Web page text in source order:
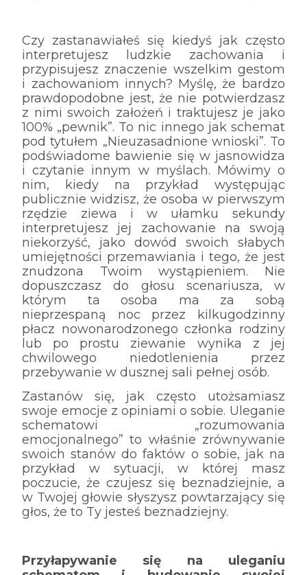
Czy zastanawiałeś się kiedyś jak często
interpretujesz ludzkie zachowania i
przypisujesz znaczenie wszelkim gestom
i zachowaniom innych? Myślę, że bardzo
prawdopodobne jest, że nie potwierdzasz
z nimi swoich założeń i traktujesz je jako
100% „pewnik”. To nic innego jak schemat
pod tytułem „Nieuzasadnione wnioski”. To
podświadome bawienie się w jasnowidza
i czytanie innym w myślach. Mówimy o
nim, kiedy na przykład występując
publicznie widzisz, że osoba w pierwszym
rzędzie ziewa i w ułamku sekundy
interpretujesz jej zachowanie na swoją
niekorzyść, jako dowód swoich słabych
umiejętności przemawiania i tego, że jest
znudzona Twoim wystąpieniem. Nie
dopuszczasz do głosu scenariusza, w
którym ta osoba ma za sobą
nieprzespaną noc przez kilkugodzinny
płacz nowonarodzonego członka rodziny
lub po prostu ziewanie wynika z jej
chwilowego niedotlenienia przez
przebywanie w dusznej sali pełnej osób.
Zastanów się, jak często utożsamiasz
swoje emocje z opiniami o sobie. Uleganie
schematowi „rozumowania
emocjonalnego” to właśnie zrównywanie
swoich stanów do faktów o sobie, jak na
przykład w sytuacji, w której masz
poczucie, że czujesz się beznadziejnie, a
w Twojej głowie słyszysz powtarzający się
głos, że to Ty jesteś beznadziejny.
Przyłapywanie się na uleganiu